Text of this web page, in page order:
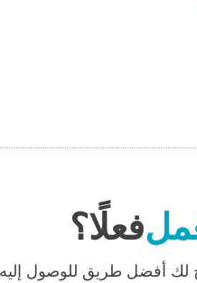
فعلًا؟
لك أفضل طريق للوصول